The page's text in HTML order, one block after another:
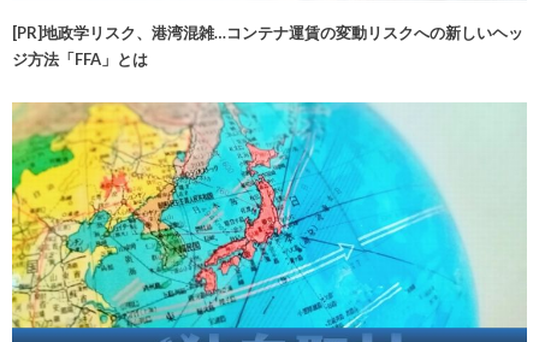
[PR]地政学リスク、港湾混雑…コンテナ運賃の変動リスクへの新しいヘッ
ジ方法「FFA」とは